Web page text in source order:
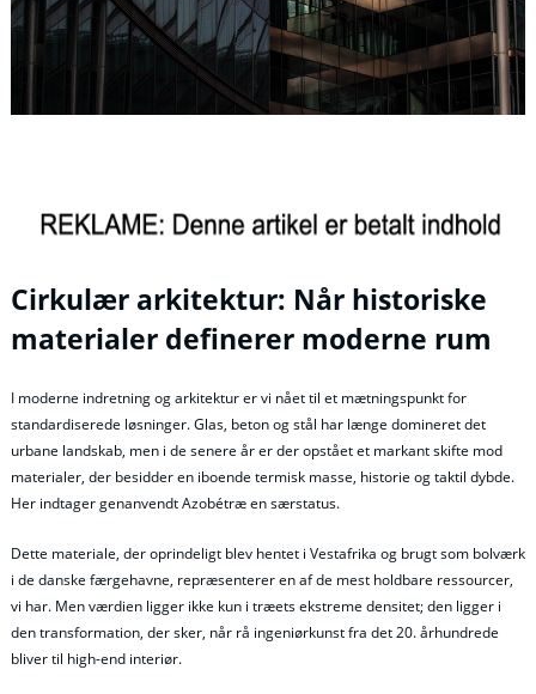
Cirkulær arkitektur: Når historiske
materialer definerer moderne rum
I moderne indretning og arkitektur er vi nået til et mætningspunkt for
standardiserede løsninger. Glas, beton og stål har længe domineret det
urbane landskab, men i de senere år er der opstået et markant skifte mod
materialer, der besidder en iboende termisk masse, historie og taktil dybde.
Her indtager genanvendt Azobétræ en særstatus.
Dette materiale, der oprindeligt blev hentet i Vestafrika og brugt som bolværk
i de danske færgehavne, repræsenterer en af de mest holdbare ressourcer,
vi har. Men værdien ligger ikke kun i træets ekstreme densitet; den ligger i
den transformation, der sker, når rå ingeniørkunst fra det 20. århundrede
bliver til high-end interiør.